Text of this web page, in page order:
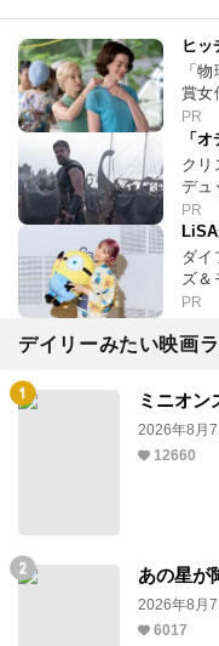
ヒッ
「
賞女
PR
「
クリ
デュ
PR
ダイ
ズ＆
PR
デイリーみたい映画
ミニオン
2026年8月7
12660
あの星が
2026年8月7
6017